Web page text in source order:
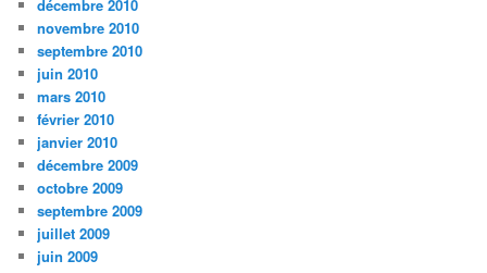
décembre 2010
novembre 2010
septembre 2010
juin 2010
mars 2010
février 2010
janvier 2010
décembre 2009
octobre 2009
septembre 2009
juillet 2009
juin 2009